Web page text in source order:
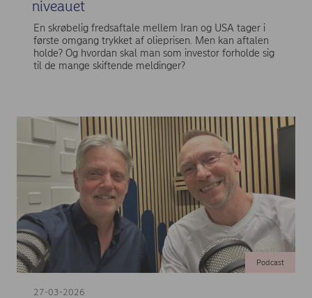
niveauet
En skrøbelig fredsaftale mellem Iran og USA tager i
første omgang trykket af olieprisen. Men kan aftalen
holde? Og hvordan skal man som investor forholde sig
til de mange skiftende meldinger?
27-03-2026
Podcast